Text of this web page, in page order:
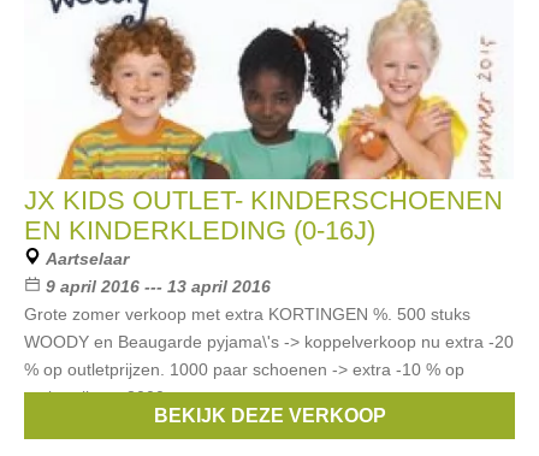
JX KIDS OUTLET- KINDERSCHOENEN
EN KINDERKLEDING (0-16J)
Aartselaar
9 april 2016 --- 13 april 2016
Grote zomer verkoop met extra KORTINGEN %. 500 stuks
WOODY en Beaugarde pyjama\'s -> koppelverkoop nu extra -20
% op outletprijzen. 1000 paar schoenen -> extra -10 % op
outletprijzen. 3000
Liu Jo,Scapa ,Simonetta,Bellerose
BEKIJK DEZE VERKOOP